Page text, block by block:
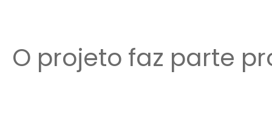
O projeto faz parte